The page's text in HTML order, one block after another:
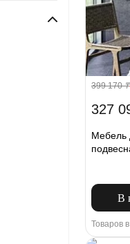
399 170₸
327
Мебель
В
Товаров